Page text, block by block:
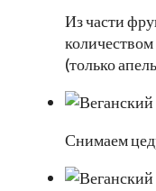
Из части
(только
Снимаем